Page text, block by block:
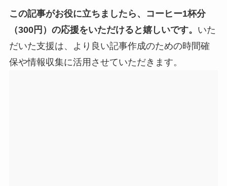
この記事がお役に立ちましたら、コーヒー1杯分
（300円）の応援をいただけると嬉しいです。 いた
だいた支援は、より良い記事作成のための時間確
保や情報収集に活用させていただきます。